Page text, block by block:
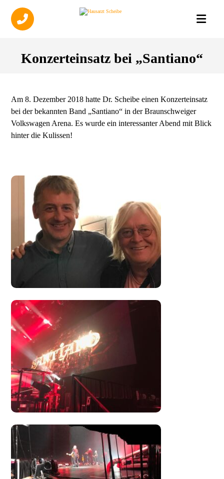
Konzerteinsatz bei „Santiano“
Am 8. Dezember 2018 hatte Dr. Scheibe einen Konzerteinsatz
bei der bekannten Band „Santiano“ in der Braunschweiger
Volkswagen Arena. Es wurde ein interessanter Abend mit Blick
hinter die Kulissen!